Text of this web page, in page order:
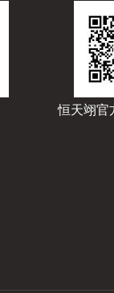
恒天翊官